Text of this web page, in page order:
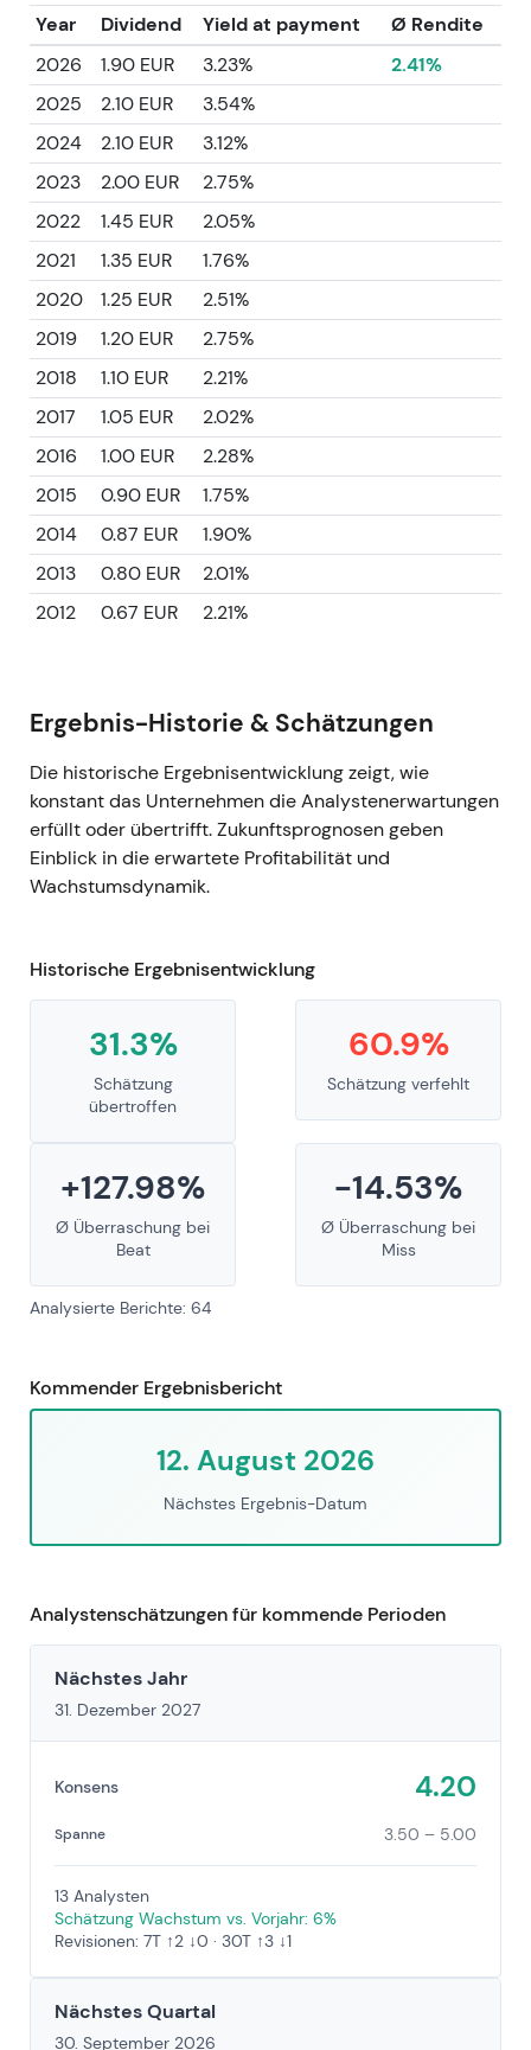
Year Dividend Yield at payment
Ø Rendite
2026
1.90 EUR 3.23%
2.41%
2025
2.10 EUR
3.54%
2024
2.10 EUR
3.12%
2023
2.00 EUR
2.75%
2022
1.45 EUR
2.05%
2021
1.35 EUR
1.76%
2020
1.25 EUR
2.51%
2019
1.20 EUR
2.75%
2018
1.10 EUR
2.21%
2017
1.05 EUR
2.02%
2016
1.00 EUR
2.28%
2015
0.90 EUR
1.75%
2014
0.87 EUR
1.90%
2013
0.80 EUR
2.01%
2012
0.67 EUR 2.21%
Ergebnis-Historie & Schätzungen
Die historische Ergebnisentwicklung zeigt, wie
konstant das Unternehmen die Analystenerwartungen
erfüllt oder übertrifft. Zukunftsprognosen geben
Einblick in die erwartete Profitabilität und
Wachstumsdynamik.
Historische Ergebnisentwicklung
31.3%
Schätzung
übertroffen
60.9%
Schätzung verfehlt
+127.98%
Ø Überraschung bei
Beat
-14.53%
Ø Überraschung bei
Miss
Analysierte Berichte: 64
Kommender Ergebnisbericht
12. August 2026
Nächstes Ergebnis-Datum
Analystenschätzungen für kommende Perioden
Nächstes Jahr
31. Dezember 2027
Konsens 4.20
Spanne 3.50 – 5.00
13 Analysten
Schätzung Wachstum vs. Vorjahr: 6%
Revisionen: 7T ↑2 ↓0 · 30T ↑3 ↓1
Nächstes Quartal
30. September 2026